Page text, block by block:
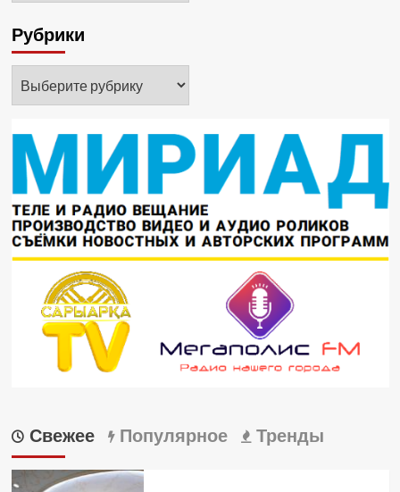
Рубрики
Свежее Популярное Тренды